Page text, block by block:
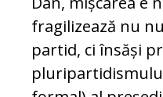
fragilizează nu
partid, ci însăși